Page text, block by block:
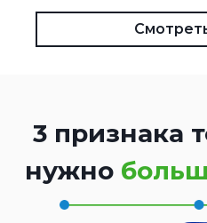
повышения
организма,
3 признака
нужно